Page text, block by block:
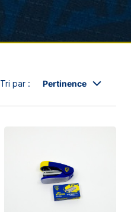
Tri par : Pertinence